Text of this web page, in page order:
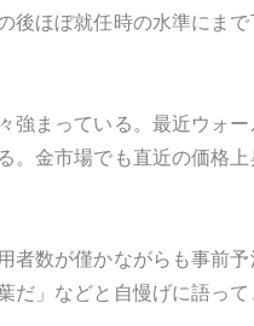
後ほぼ就任時の水準にま
強まっている。最近ウ
。金市場でも直近の価格
者数が僅かながらも事
だ」などと自慢げに語っ